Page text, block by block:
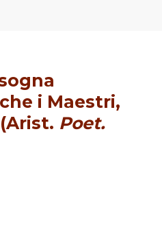
ARCHIVIO
i Maestri,
Poet.